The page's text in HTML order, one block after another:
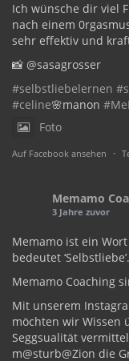
Ich wünsche dir viel
nach einem
sehr effektiv und
📸 @sasagrosser
#selbstliebelernen
#celine🌸manon
Foto
Auf Facebook ansehen ·
Memamo
3 Jahre zuvor
Memamo ist ein
bedeutet ‘Selbstliebe’.
Memamo Coaching
Mit unserem
möchten wir Wissen
Seggsualität
m@sturb@Zion die